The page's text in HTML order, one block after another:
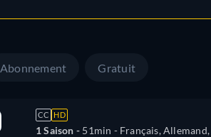
Abonnement Gratuit
CC HD
1 Saison - 51min - Français, Allemand,